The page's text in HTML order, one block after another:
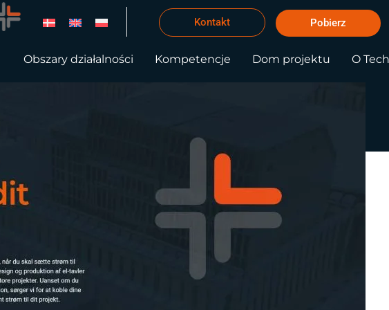
Kontakt Pobierz
Obszary działalności Kompetencje Dom projektu O